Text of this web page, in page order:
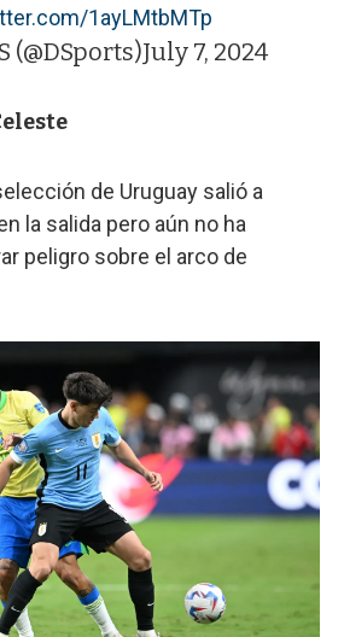
1ayLMtbMTp
(@DSports)July 7, 2024
de Uruguay salió a
la salida pero aún no ha
peligro sobre el arco de